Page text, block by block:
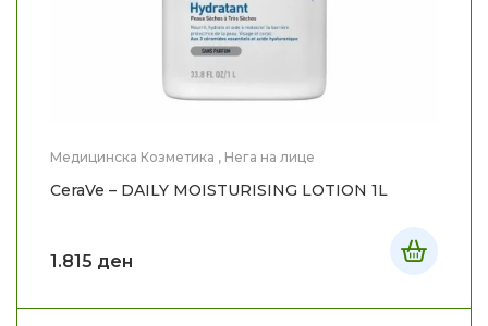
Медицинска Козметика , Нега на лице
CeraVe – DAILY MOISTURISING LOTION 1L
1.815 ден